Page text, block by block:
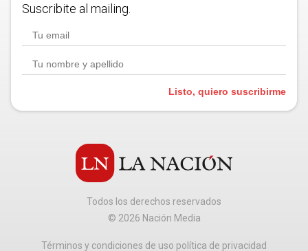
Suscribite al mailing.
Listo, quiero suscribirme
Todos los derechos reservados
© 2026 Nación Media
Términos y condiciones de uso política de privacidad